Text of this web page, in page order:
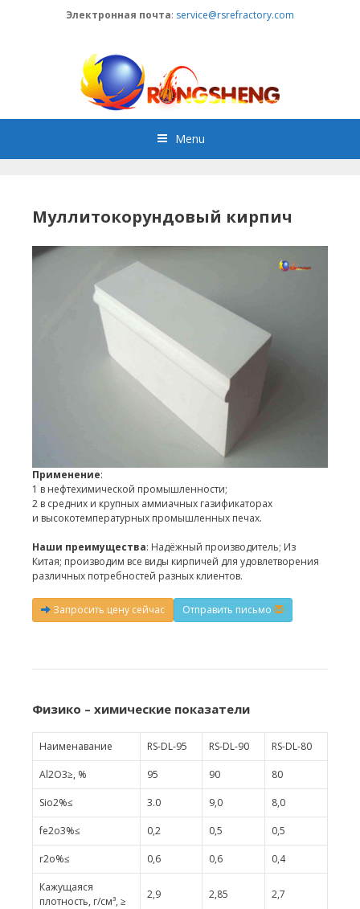
Электронная почта: service@rsrefractory.com
Menu
Муллитокорундовый кирпич
Применение:
1 в нефтехимической промышленности;
2 в средних и крупных аммиачных газификаторах
и высокотемпературных промышленных печах.
Наши преимущества: Надёжный производитель; Из
Китая; производим все виды кирпичей для удовлетворения
различных потребностей разных клиентов.
Запросить цену сейчас Отправить письмо
Физико – химические показатели
Наименавание RS-DL-95 RS-DL-90 RS-DL-80
Al2O3≥, % 95 90 80
Sio2%≤ 3.0 9,0 8,0
fe2o3%≤ 0,2 0,5 0,5
r2o%≤ 0,6 0,6 0,4
Кажущаяся
плотность, г/см³, ≥
2,9 2,85 2,7